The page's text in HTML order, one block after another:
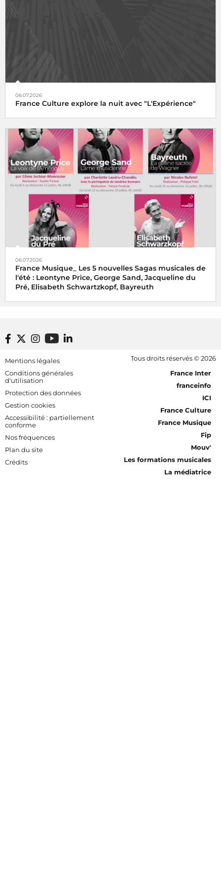
06.07.2026
France Culture explore la nuit avec "L'Expérience"
06.07.2026
France Musique_ Les 5 nouvelles Sagas musicales de
l'été : Leontyne Price, George Sand, Jacqueline du
Pré, Elisabeth Schwartzkopf, Bayreuth
Footer bottom
Mentions légales
Conditions générales
d'utilisation
Protection des données
Gestion cookies
Accessibilité : partiellement
conforme
Nos fréquences
Plan du site
Crédits
Tous droits réservés © 2026
[RDF] Pied de page - Mobile
France Inter
franceinfo
ICI
France Culture
France Musique
Fip
Mouv'
Les formations musicales
La médiatrice